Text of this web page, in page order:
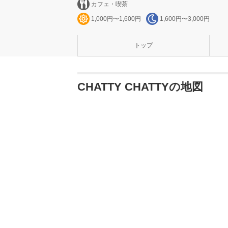
カフェ・喫茶
1,000円〜1,600円 1,600円〜3,000円
トップ
CHATTY CHATTYの地図